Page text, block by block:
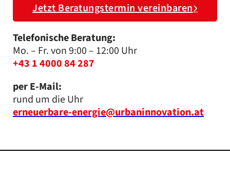
Jetzt Beratungstermin vereinbaren
Telefonische Beratung:
Mo. – Fr. von 9:00 – 12:00 Uhr
+43 1 4000 84 287
per E-Mail:
rund um die Uhr
erneuerbare-energie@urbaninnovation.at